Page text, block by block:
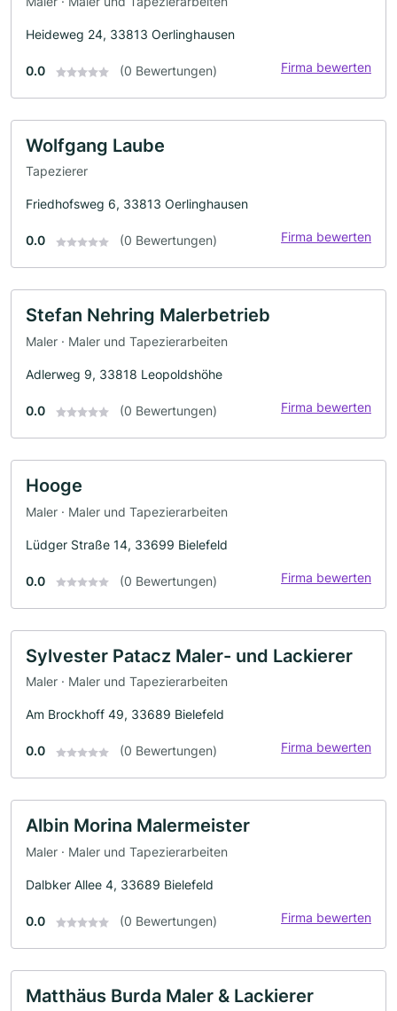
Heideweg 24, 33813 Oerlinghausen
0.0 (0 Bewertungen) Firma bewerten
Wolfgang Laube
Tapezierer
Friedhofsweg 6, 33813 Oerlinghausen
0.0 (0 Bewertungen) Firma bewerten
Stefan Nehring Malerbetrieb
Maler · Maler und Tapezierarbeiten
Adlerweg 9, 33818 Leopoldshöhe
0.0 (0 Bewertungen) Firma bewerten
Hooge
Maler · Maler und Tapezierarbeiten
Lüdger Straße 14, 33699 Bielefeld
0.0 (0 Bewertungen) Firma bewerten
Sylvester Patacz Maler- und Lackierer
Maler · Maler und Tapezierarbeiten
Am Brockhoff 49, 33689 Bielefeld
0.0 (0 Bewertungen) Firma bewerten
Albin Morina Malermeister
Maler · Maler und Tapezierarbeiten
Dalbker Allee 4, 33689 Bielefeld
0.0 (0 Bewertungen) Firma bewerten
Matthäus Burda Maler & Lackierer